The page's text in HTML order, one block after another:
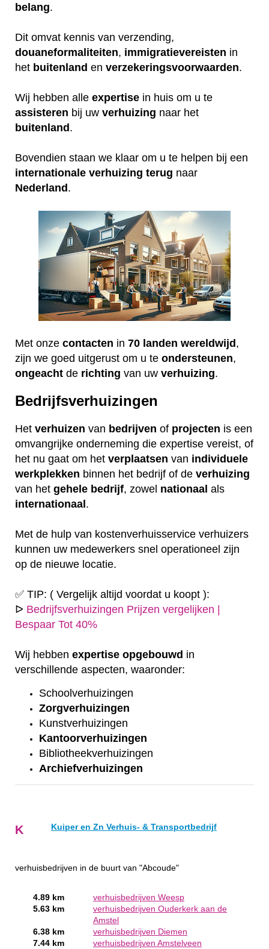
belang.
Dit omvat kennis van verzending,
douaneformaliteiten, immigratievereisten in
het buitenland en verzekeringsvoorwaarden.
Wij hebben alle expertise in huis om u te
assisteren bij uw verhuizing naar het
buitenland.
Bovendien staan we klaar om u te helpen bij een
internationale verhuizing terug naar
Nederland.
Met onze contacten in 70 landen wereldwijd,
zijn we goed uitgerust om u te ondersteunen,
ongeacht de richting van uw verhuizing.
Bedrijfsverhuizingen
Het verhuizen van bedrijven of projecten is een
omvangrijke onderneming die expertise vereist, of
het nu gaat om het verplaatsen van individuele
werkplekken binnen het bedrijf of de verhuizing
van het gehele bedrijf, zowel nationaal als
internationaal .
Met de hulp van kostenverhuisservice verhuizers
kunnen uw medewerkers snel operationeel zijn
op de nieuwe locatie.
✅ TIP: ( Vergelijk altijd voordat u koopt ):
ᐅ Bedrijfsverhuizingen Prijzen vergelijken |
Bespaar Tot 40%
Wij hebben expertise opgebouwd in
verschillende aspecten, waaronder:
Schoolverhuizingen
Zorgverhuizingen
Kunstverhuizingen
Kantoorverhuizingen
Bibliotheekverhuizingen
Archiefverhuizingen
K Kuiper en Zn Verhuis- & Transportbedrijf
verhuisbedrijven in de buurt van "Abcoude"
4.89 km
verhuisbedrijven Weesp
5.63 km
verhuisbedrijven Ouderkerk aan de
Amstel
6.38 km
verhuisbedrijven Diemen
7.44 km
verhuisbedrijven Amstelveen